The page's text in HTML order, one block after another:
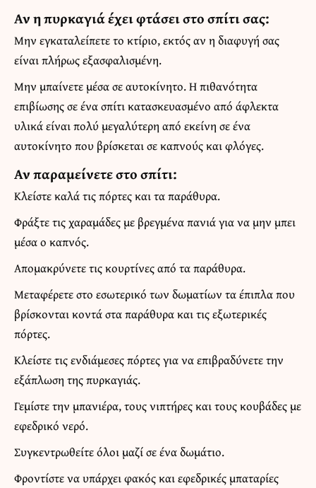
Αν η πυρκαγιά έχει φτάσει στο σπίτι σας:
Μην εγκαταλείπετε το κτίριο, εκτός αν η διαφυγή σας
είναι πλήρως εξασφαλισμένη.
Μην μπαίνετε μέσα σε αυτοκίνητο. Η πιθανότητα
επιβίωσης σε ένα σπίτι κατασκευασμένο από άφλεκτα
υλικά είναι πολύ μεγαλύτερη από εκείνη σε ένα
αυτοκίνητο που βρίσκεται σε καπνούς και φλόγες.
Αν παραμείνετε στο σπίτι:
Κλείστε καλά τις πόρτες και τα παράθυρα.
Φράξτε τις χαραμάδες με βρεγμένα πανιά για να μην μπει
μέσα ο καπνός.
Απομακρύνετε τις κουρτίνες από τα παράθυρα.
Μεταφέρετε στο εσωτερικό των δωματίων τα έπιπλα που
βρίσκονται κοντά στα παράθυρα και τις εξωτερικές
πόρτες.
Κλείστε τις ενδιάμεσες πόρτες για να επιβραδύνετε την
εξάπλωση της πυρκαγιάς.
Γεμίστε την μπανιέρα, τους νιπτήρες και τους κουβάδες με
εφεδρικό νερό.
Συγκεντρωθείτε όλοι μαζί σε ένα δωμάτιο.
Φροντίστε να υπάρχει φακός και εφεδρικές μπαταρίες